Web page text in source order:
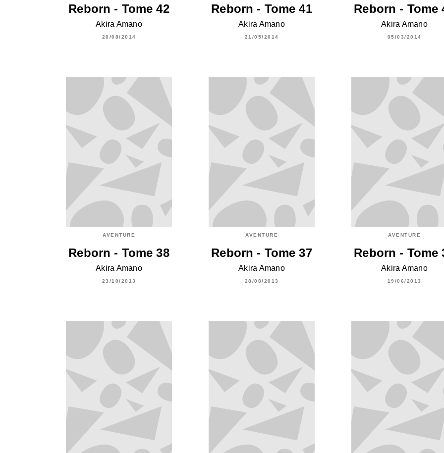
Reborn - Tome 42
Akira Amano
20/08/2014
Reborn - Tome 41
Akira Amano
21/05/2014
Reborn - Tome
Akira Amano
05/03/2014
AVENTURE
Reborn - Tome 38
Akira Amano
23/10/2013
AVENTURE
Reborn - Tome 37
Akira Amano
28/08/2013
AVENTURE
Reborn - Tome
Akira Amano
19/06/2013